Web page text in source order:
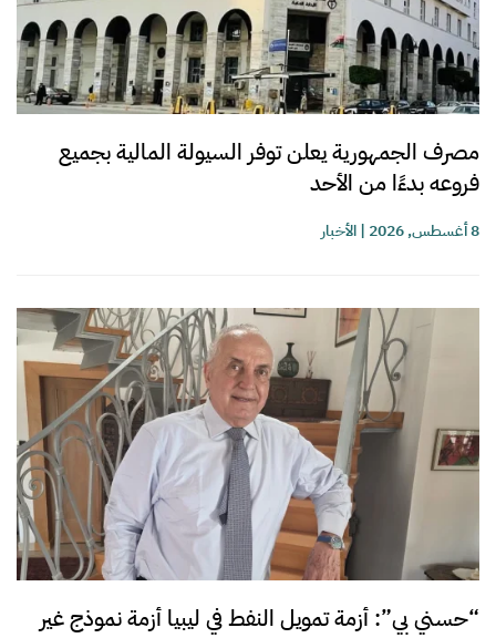
مصرف الجمهورية يعلن توفر السيولة المالية بجميع
فروعه بدءًا من الأحد
8 أغسطس, 2026 |الأخبار
“حسني بي”: أزمة تمويل النفط في ليبيا أزمة نموذج غير